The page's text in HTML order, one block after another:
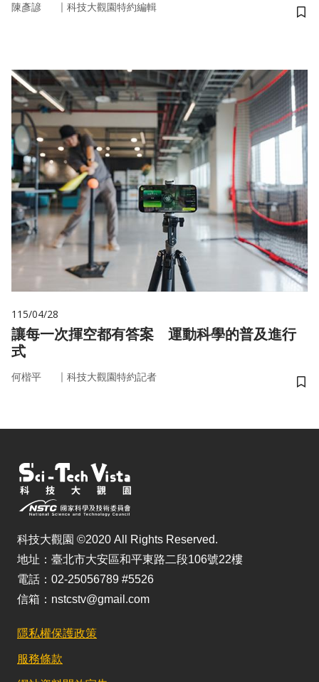
陳彥諺 ｜ 科技大觀園特約編輯
儲
115/04/28
讓每一次揮空都有答案 運動科學的普及進行
式
何楷平 ｜ 科技大觀園特約記者
儲
科技大觀園 ©2020 All Rights Reserved.
地址：臺北市大安區和平東路二段106號22樓
電話：02-25056789 #5526
信箱：nstcstv@gmail.com
隱私權保護政策
服務條款